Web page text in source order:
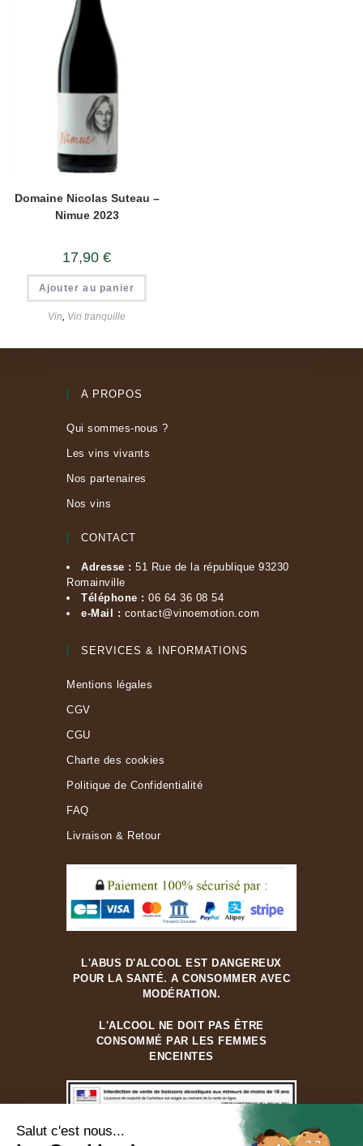
Domaine Nicolas Suteau –
Nimue 2023
17,90 €
Ajouter au panier
Vin, Vin tranquille
A PROPOS
Qui sommes-nous ?
Les vins vivants
Nos partenaires
Nos vins
CONTACT
Adresse : 51 Rue de la république 93230
Romainville
Téléphone : 06 64 36 08 54
e-Mail : contact@vinoemotion.com
SERVICES & INFORMATIONS
Mentions légales
CGV
CGU
Charte des cookies
Politique de Confidentialité
FAQ
Livraison & Retour
L'ABUS D'ALCOOL EST DANGEREUX
POUR LA SANTÉ. A CONSOMMER AVEC
MODÉRATION.
L'ALCOOL NE DOIT PAS ÊTRE
CONSOMMÉ PAR LES FEMMES
ENCEINTES